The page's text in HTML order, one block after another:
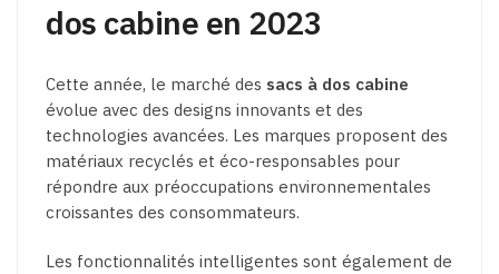
dos cabine en 2023
Cette année, le marché des sacs à dos cabine
évolue avec des designs innovants et des
technologies avancées. Les marques proposent des
matériaux recyclés et éco-responsables pour
répondre aux préoccupations environnementales
croissantes des consommateurs.
Les fonctionnalités intelligentes sont également de